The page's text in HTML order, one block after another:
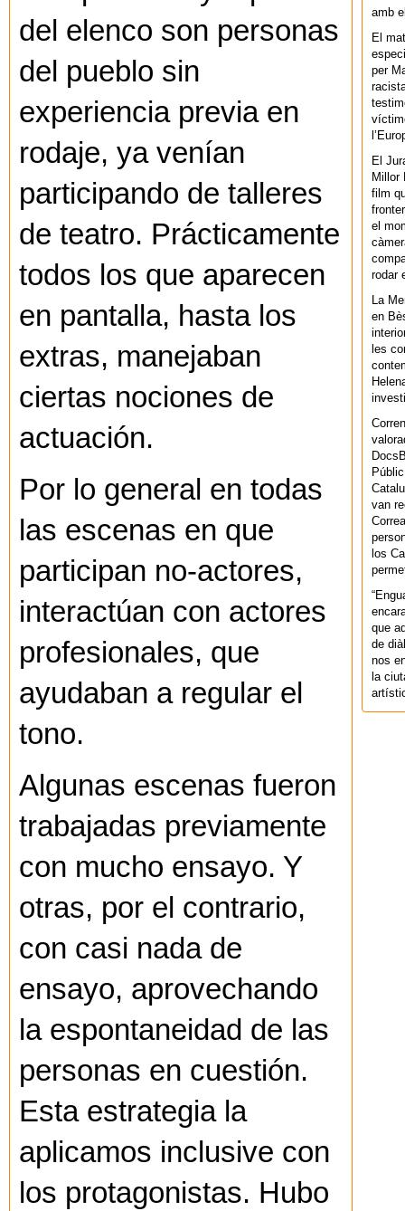
del elenco son personas
del pueblo sin
experiencia previa en
rodaje, ya venían
participando de talleres
de teatro. Prácticamente
todos los que aparecen
en pantalla, hasta los
extras, manejaban
ciertas nociones de
actuación.
Por lo general en todas
las escenas en que
participan no-actores,
interactúan con actores
profesionales, que
ayudaban a regular el
tono.
Algunas escenas fueron
trabajadas previamente
con mucho ensayo. Y
otras, por el contrario,
con casi nada de
ensayo, aprovechando
la espontaneidad de las
personas en cuestión.
Esta estrategia la
aplicamos inclusive con
los protagonistas. Hubo
amb
El
per
El
Millor
film
el
rodar
La
en
les
van
los
que
de
nos
la